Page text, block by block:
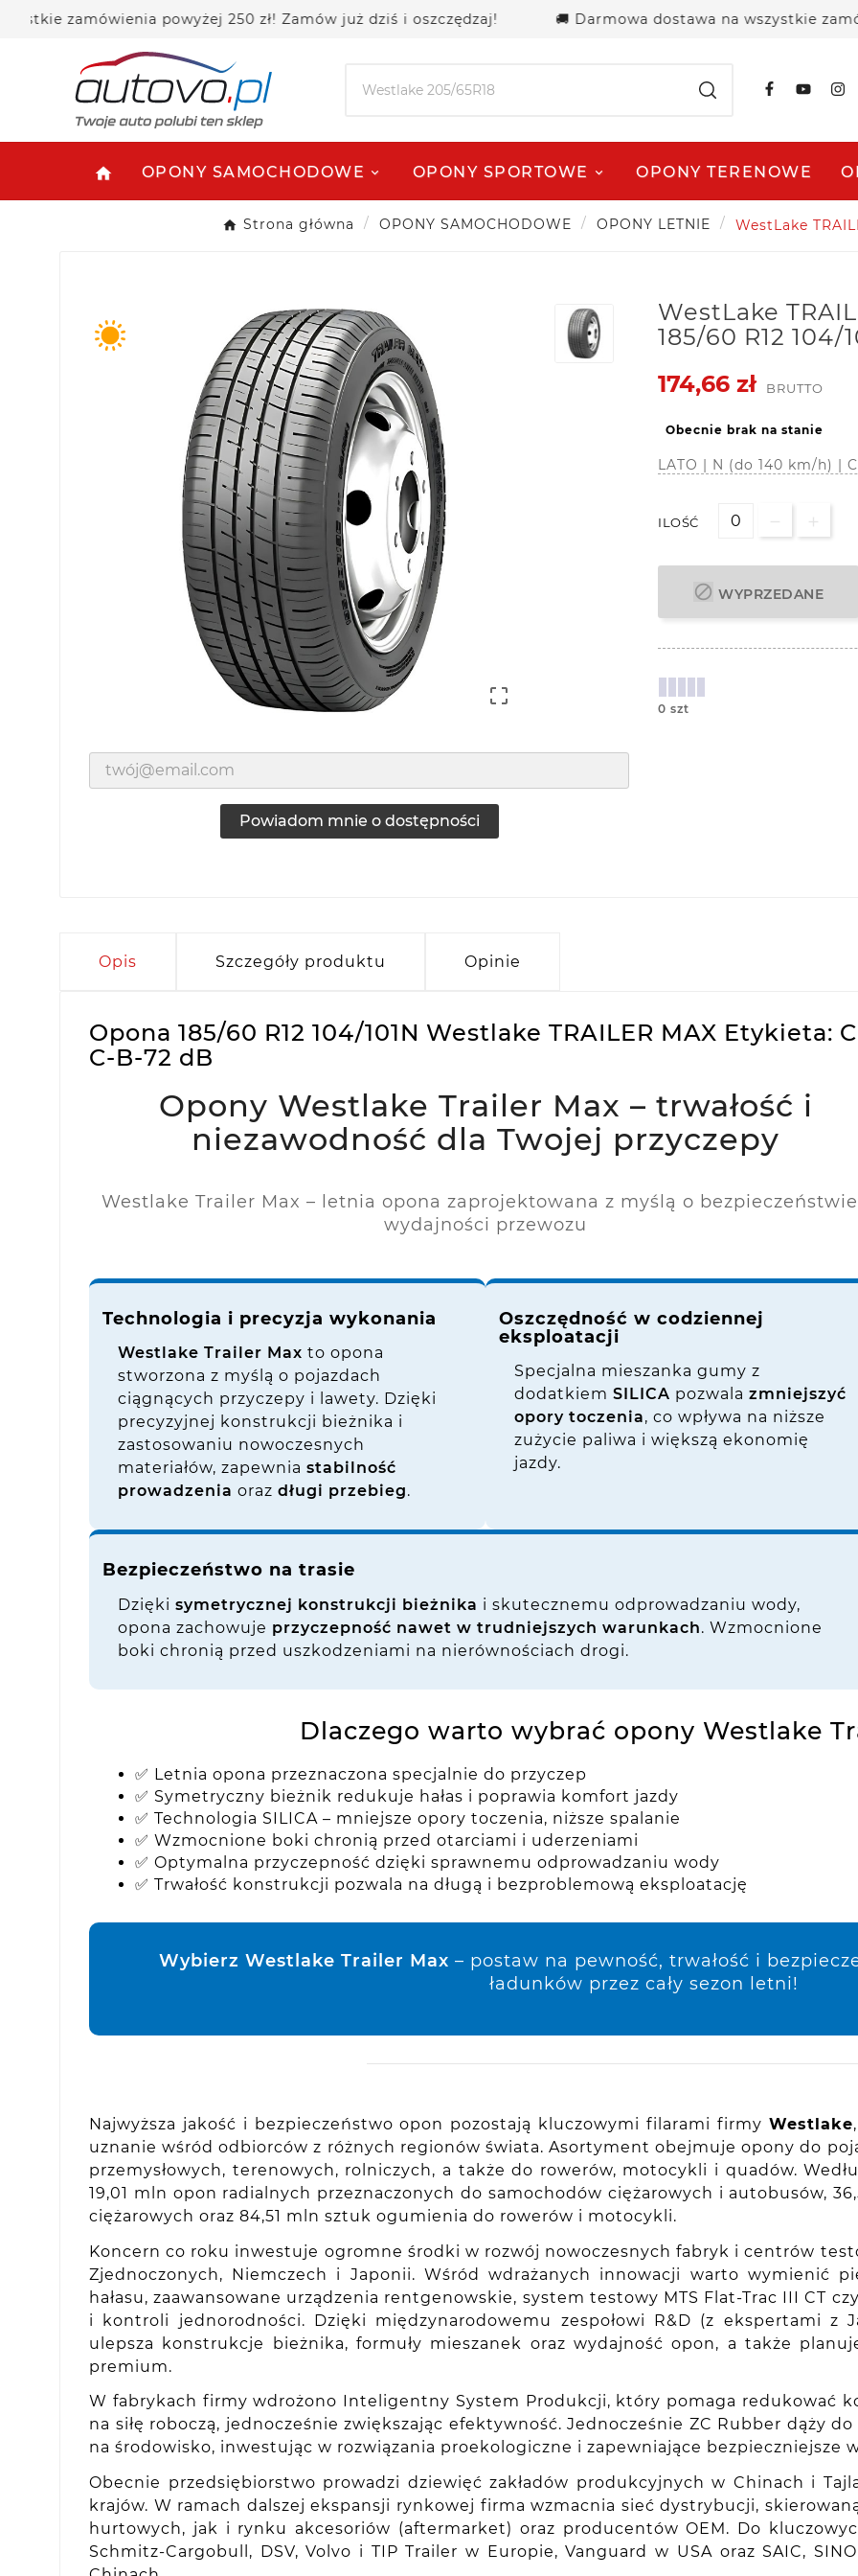
zamówienia powyżej 250 zł! Zamów już dziś i oszczędzaj! 🚚 Darmowa dostawa na wszystkie
home OPONY SAMOCHODOWE OPONY SPORTOWE OPONY TERENOWE
Strona główna OPONY SAMOCHODOWE OPONY LETNIE WestLake

Powiadom mnie o dostępności
WestLake
185/60 R12 104/
174,66 zł
BRUTTO
Obecnie brak na stanie
LATO | N (do 140 km/h) |
ILOŚĆ
 WYPRZEDANE
0 szt
Opis Szczegóły produktu Opinie
Opona 185/60 R12 104/101N Westlake TRAILER MAX Etykieta:
C-B-72 dB
Opony Westlake Trailer Max – trwałość i
niezawodność dla Twojej przyczepy
Westlake Trailer Max – letnia opona zaprojektowana z myślą o
wydajności przewozu
Technologia i precyzja wykonania
Westlake Trailer Max to opona
stworzona z myślą o pojazdach
ciągnących przyczepy i lawety. Dzięki
precyzyjnej konstrukcji bieżnika i
zastosowaniu nowoczesnych
materiałów, zapewnia stabilność
prowadzenia oraz długi przebieg.
Oszczędność w codziennej
eksploatacji
Specjalna mieszanka gumy z
dodatkiemSILICA pozwalazmniejszyć
opory toczenia, co wpływa na niższe
zużycie paliwa i większą ekonomię
jazdy.
Bezpieczeństwo na trasie
Dzięki symetrycznej konstrukcji bieżnika i skutecznemu odprowadzaniu wody,
opona zachowuje przyczepność nawet w trudniejszych warunkach. Wzmocnione
boki chronią przed uszkodzeniami na nierównościach drogi.
Dlaczego warto wybrać opony Westlake
✅ Letnia opona przeznaczona specjalnie do przyczep
✅ Symetryczny bieżnik redukuje hałas i poprawia komfort jazdy
✅ Technologia SILICA – mniejsze opory toczenia, niższe spalanie
✅ Wzmocnione boki chronią przed otarciami i uderzeniami
✅ Optymalna przyczepność dzięki sprawnemu odprowadzaniu wody
✅ Trwałość konstrukcji pozwala na długą i bezproblemową eksploatację
Wybierz Westlake Trailer Max – postaw na pewność, trwałość i
ładunków przez cały sezon letni!
Najwyższa jakość i bezpieczeństwo opon pozostają kluczowymi filarami firmy Westlake
uznanie wśród odbiorców z różnych regionów świata. Asortyment obejmuje opony do
przemysłowych, terenowych, rolniczych, a także do rowerów, motocykli i quadów.
19,01 mln opon radialnych przeznaczonych do samochodów ciężarowych i autobusów,
ciężarowych oraz 84,51 mln sztuk ogumienia do rowerów i motocykli.
Koncern co roku inwestuje ogromne środki w rozwój nowoczesnych fabryk i centrów
Zjednoczonych, Niemczech i Japonii. Wśród wdrażanych innowacji warto wymienić
hałasu, zaawansowane urządzenia rentgenowskie, system testowy MTS Flat-Trac III CT
i kontroli jednorodności. Dzięki międzynarodowemu zespołowi R&D (z ekspertami z
ulepsza konstrukcje bieżnika, formuły mieszanek oraz wydajność opon, a także
premium.
W fabrykach firmy wdrożono Inteligentny System Produkcji, który pomaga redukować
na siłę roboczą, jednocześnie zwiększając efektywność. Jednocześnie ZC Rubber dąży
na środowisko, inwestując w rozwiązania proekologiczne i zapewniające bezpieczniejsze
Obecnie przedsiębiorstwo prowadzi dziewięć zakładów produkcyjnych w Chinach i
krajów. W ramach dalszej ekspansji rynkowej firma wzmacnia sieć dystrybucji,
hurtowych, jak i rynku akcesoriów (aftermarket) oraz producentów OEM. Do
Schmitz-Cargobull, DSV, Volvo i TIP Trailer w Europie, Vanguard w USA oraz SAIC,